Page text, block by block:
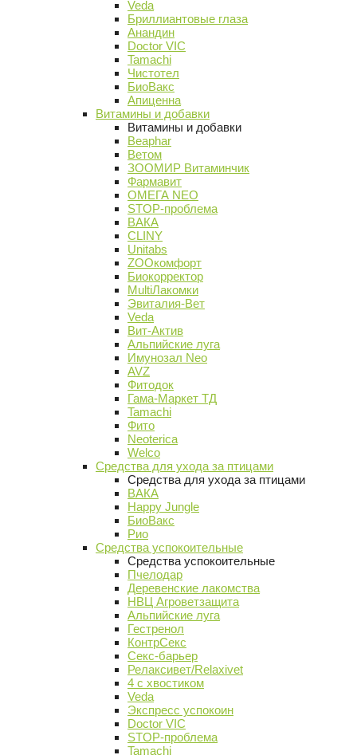
Veda
Бриллиантовые глаза
Анандин
Doctor VIC
Tamachi
Чистотел
БиоВакс
Апиценна
Витамины и добавки
Витамины и добавки
Beaphar
Ветом
ЗООМИР Витаминчик
Фармавит
ОМЕГА NEO
STOP-проблема
ВАКА
CLINY
Unitabs
ZOOкомфорт
Биокорректор
MultiЛакомки
Эвиталия-Вет
Veda
Вит-Актив
Альпийские луга
Имунозал Neo
AVZ
Фитодок
Гама-Маркет ТД
Tamachi
Фито
Neoterica
Welco
Средства для ухода за птицами
Средства для ухода за птицами
ВАКА
Happy Jungle
БиоВакс
Рио
Средства успокоительные
Средства успокоительные
Пчелодар
Деревенские лакомства
НВЦ Агроветзащита
Альпийские луга
Гестренол
КонтрСекс
Секс-барьер
Релаксивет/Relaxivet
4 с хвостиком
Veda
Экспресс успокоин
Doctor VIC
STOP-проблема
Tamachi